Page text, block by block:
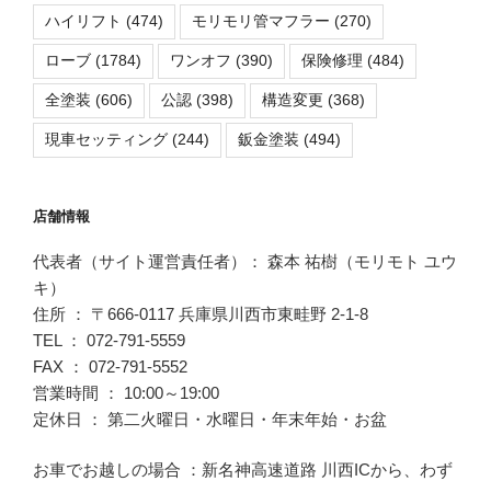
ハイリフト (474) モリモリ管マフラー (270)
ローブ (1784) ワンオフ (390) 保険修理 (484)
全塗装 (606) 公認 (398) 構造変更 (368)
現車セッティング (244) 鈑金塗装 (494)
店舗情報
代表者（サイト運営責任者）： 森本 祐樹（モリモト ユウ
キ）
住所 ： 〒666-0117 兵庫県川西市東畦野 2-1-8
TEL ： 072-791-5559
FAX ： 072-791-5552
営業時間 ： 10:00～19:00
定休日 ： 第二火曜日・水曜日・年末年始・お盆
お車でお越しの場合 ：新名神高速道路 川西ICから、わず